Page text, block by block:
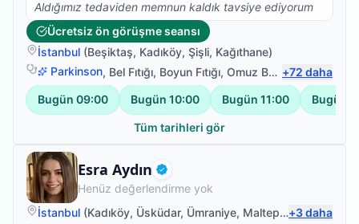
Aldığımız tedaviden memnun kaldık tavsiye ediyorum
Ücretsiz ön görüşme seansı
İstanbul (Beşiktaş, Kadıköy, Şişli, Kağıthane)
Parkinson, Bel Fıtığı, Boyun Fıtığı, Omuz Bağ Yaralanması +72 daha
Bugün 09:00 Bugün 10:00 Bugün 11:00 Bugün
Tüm tarihleri gör
Esra Aydın Doğrulanmış
Fizyoterapist
Henüz değerlendirme yok
İstanbul (Kadıköy, Üsküdar, Ümraniye, Maltepe )+3daha